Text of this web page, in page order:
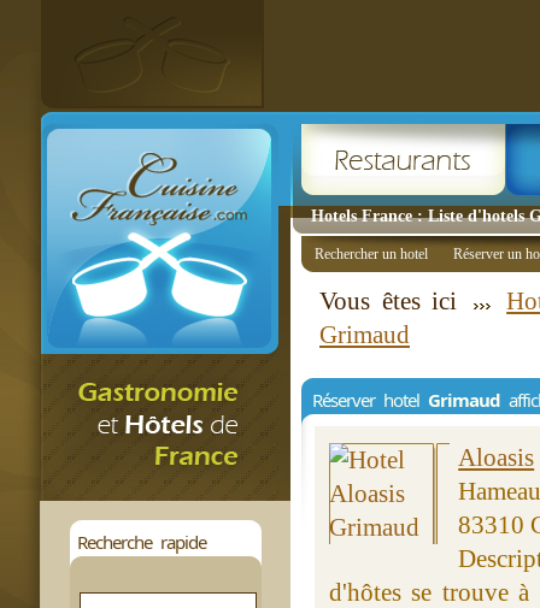
Hotels France : Liste d'hotels
Recherche rapide
Rechercher un hotel Réserver un
Vous êtes ici
Grimaud
Réserver hotel Grimaud
Aloasis
83310
d'hôtes se trouve